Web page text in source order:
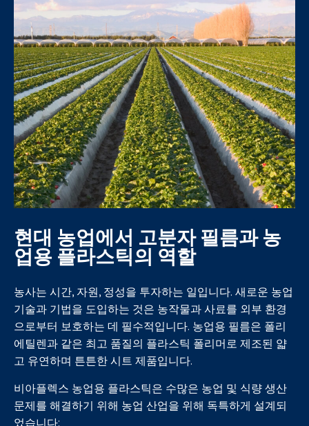
현대 농업에서 고분자 필름과 농
업용 플라스틱의 역할
농사는 시간, 자원, 정성을 투자하는 일입니다. 새로운 농업
기술과 기법을 도입하는 것은 농작물과 사료를 외부 환경
으로부터 보호하는 데 필수적입니다. 농업용 필름은 폴리
에틸렌과 같은 최고 품질의 플라스틱 폴리머로 제조된 얇
고 유연하며 튼튼한 시트 제품입니다.
비아플렉스 농업용 플라스틱은 수많은 농업 및 식량 생산
문제를 해결하기 위해 농업 산업을 위해 독특하게 설계되